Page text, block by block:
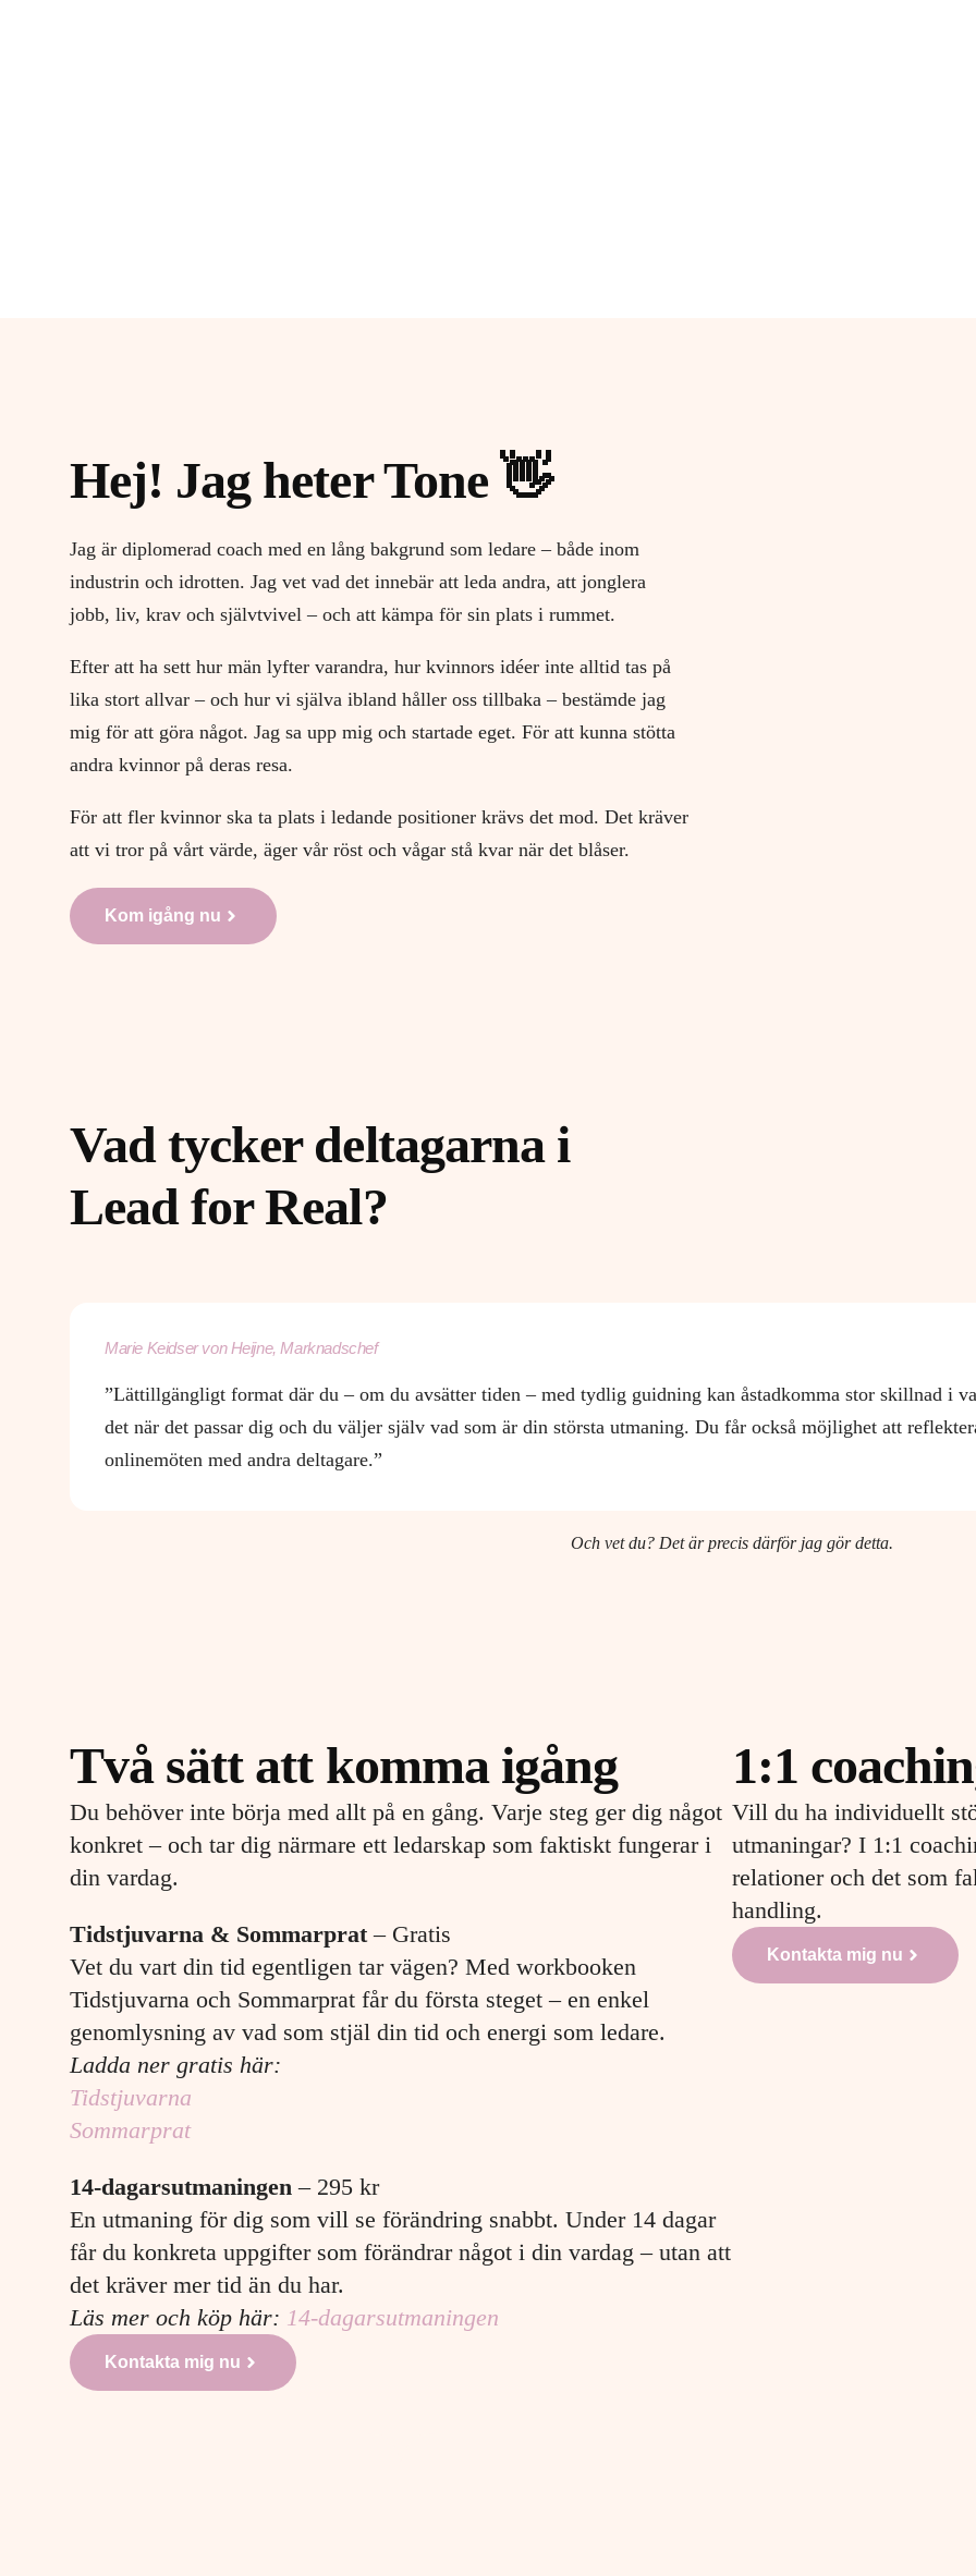
Hej! Jag heter Tone 👋
Jag är diplomerad coach med en lång bakgrund som ledare – både inom
industrin och idrotten. Jag vet vad det innebär att leda andra, att jonglera
jobb, liv, krav och självtvivel – och att kämpa för sin plats i rummet.
Efter att ha sett hur män lyfter varandra, hur kvinnors idéer inte alltid tas på
lika stort allvar – och hur vi själva ibland håller oss tillbaka – bestämde jag
mig för att göra något. Jag sa upp mig och startade eget. För att kunna stötta
andra kvinnor på deras resa.
För att fler kvinnor ska ta plats i ledande positioner krävs det mod. Det kräver
att vi tror på vårt värde, äger vår röst och vågar stå kvar när det blåser.
Kom igång nu
Vad tycker deltagarna i
Lead for Real?
Marie Keidser von Heijne, Marknadschef
”Lättillgängligt format där du – om du avsätter tiden – med tydlig guidning kan åstadkomma stor skillnad i
det när det passar dig och du väljer själv vad som är din största utmaning. Du får också möjlighet att
onlinemöten med andra deltagare.”
Och vet du? Det är precis därför jag gör detta.
Två sätt att komma igång
Du behöver inte börja med allt på en gång. Varje steg ger dig något
konkret – och tar dig närmare ett ledarskap som faktiskt fungerar i
din vardag.
Tidstjuvarna & Sommarprat– Gratis
Vet du vart din tid egentligen tar vägen? Med workbooken
Tidstjuvarna och Sommarprat får du första steget – en enkel
genomlysning av vad som stjäl din tid och energi som ledare.
Ladda ner gratis här:
Tidstjuvarna
Sommarprat
14-dagarsutmaningen – 295 kr
En utmaning för dig som vill se förändring snabbt. Under 14 dagar
får du konkreta uppgifter som förändrar något i din vardag – utan att
det kräver mer tid än du har.
Läs mer och köp här: 14-dagarsutmaningen
Kontakta mig nu
1:1
Vill du ha individuellt
utmaningar? I 1:1
relationer och det som
handling.
Kontakta mig nu